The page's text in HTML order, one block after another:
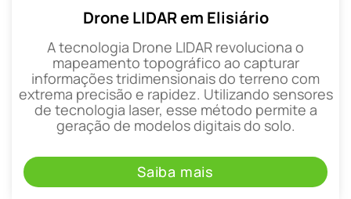
Drone LIDAR em Elisiário
A tecnologia Drone LIDAR revoluciona o
mapeamento topográfico ao capturar
informações tridimensionais do terreno com
extrema precisão e rapidez. Utilizando sensores
de tecnologia laser, esse método permite a
geração de modelos digitais do solo.
Saiba mais